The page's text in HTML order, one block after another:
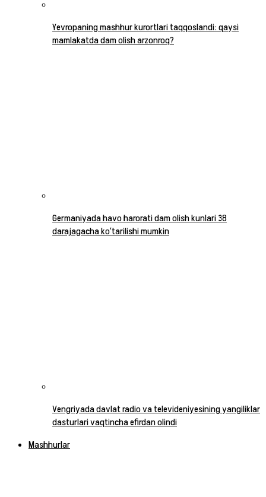
Yevropaning mashhur kurortlari taqqoslandi: qaysi
mamlakatda dam olish arzonroq?
Germaniyada havo harorati dam olish kunlari 38
darajagacha ko‘tarilishi mumkin
Vengriyada davlat radio va televideniyesining yangiliklar
dasturlari vaqtincha efirdan olindi
Mashhurlar